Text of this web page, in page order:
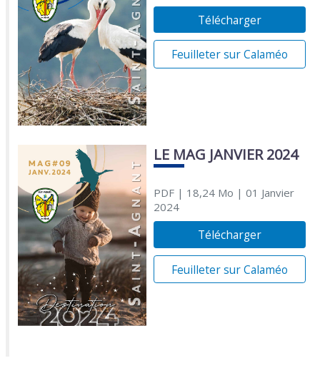
Télécharger
Feuilleter sur Calaméo
LE MAG JANVIER 2024
PDF| 18,24 Mo | 01 Janvier
2024
Télécharger
Feuilleter sur Calaméo